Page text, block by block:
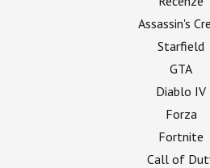
Assassin's
Starfield
GTA
Diablo IV
Forza
Fortnite
Call of